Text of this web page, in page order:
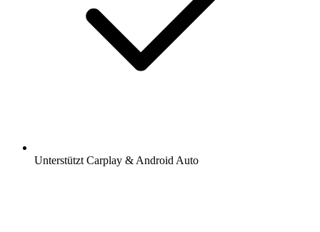
Unterstützt Carplay & Android Auto